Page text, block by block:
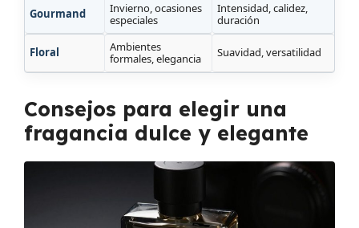
Gourmand
Invierno, ocasiones
especiales
Intensidad, calidez,
duración
Floral
Ambientes
formales, elegancia
Suavidad, versatilidad
Consejos para elegir una
fragancia dulce y elegante